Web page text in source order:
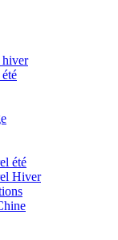
hiver
été
Hiver